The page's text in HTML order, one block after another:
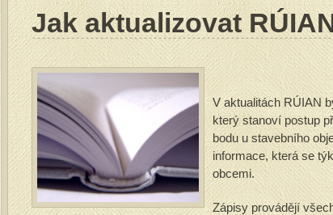
Jak aktualizovat
V aktualitách RÚIAN
který stanoví postup
bodu u stavebního
informace, která se
obcemi.
Zápisy provádějí